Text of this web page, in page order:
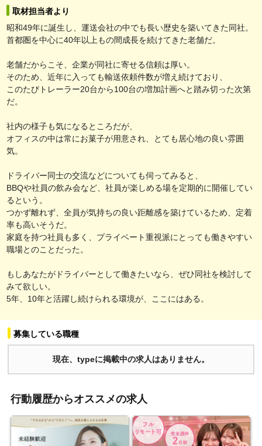
取材担当者より
昭和49年に誕生し、運送会社の中でも長い歴史を築いてきた同社。
首都圏を中心に40年以上もの間成長を続けてきた老舗だ。
老舗だからこそ、企業が同社に寄せる信頼は厚い。
そのため、近年に入っても輸送依頼件数が増え続けており、
このたびトレーラー20台から100台の増加計画へと踏み切った次第
だ。
社内の様子も気になるところだが、
オフィスの中は常にお菓子が用意され、とても居心地の良い雰囲
気。
ドライバー同士の交流などについても伺ってみると、
BBQや社員の飲み会など、社員が楽しめる場を定期的に開催してい
るという。
つかず離れず、全員が気持ちの良い距離感を築けているため、定着
率も高いそうだ。
家庭を持つ社員も多く、プライベート重視派にとっても働きやすい
職場とのことだった。
もしあなたがドライバーとして働きたいなら、ぜひ同社を検討して
みて欲しい。
5年、10年と活躍し続けられる環境が、ここにはある。
募集している職種
現在、typeに掲載中の求人はありません。
行動履歴からオススメの求人